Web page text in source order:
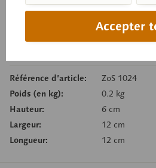
Référence d’article:
ZoS 1024
Poids (en kg):
0.2 kg
Hauteur:
6 cm
Largeur:
12 cm
Longueur:
12 cm
Accepter